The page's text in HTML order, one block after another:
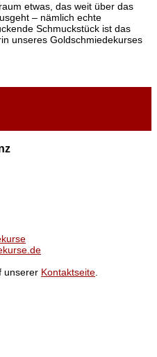
etwas, das weit über das
– nämlich echte
Schmuckstück ist das
unseres Goldschmiedekurses
unserer Kontaktseite.